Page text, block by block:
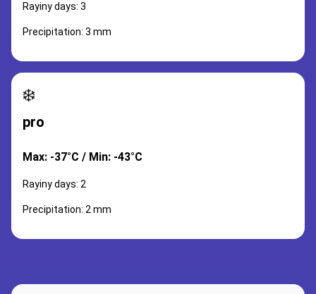
Rayiny days: 3
Precipitation: 3 mm
❄️
pro
Max: -37°C / Min: -43°C
Rayiny days: 2
Precipitation: 2 mm